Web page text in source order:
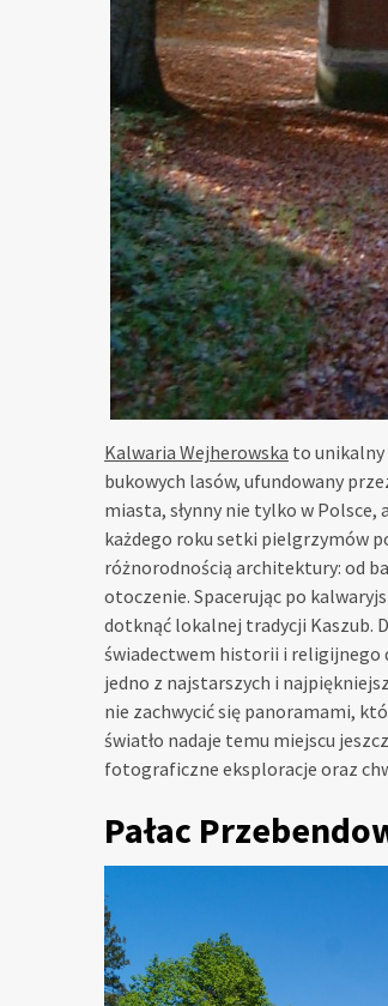
Kalwaria Wejherowska to unikalny
bukowych lasów, ufundowany
miasta, słynny nie tylko w Polsce,
każdego roku setki pielgrzymów
różnorodnością architektury: od
otoczenie. Spacerując po
dotknąć lokalnej tradycji Kaszub.
świadectwem historii i religijnego
jedno z najstarszych i
nie zachwycić się panoramami,
światło nadaje temu miejscu
fotograficzne eksploracje oraz
Pałac